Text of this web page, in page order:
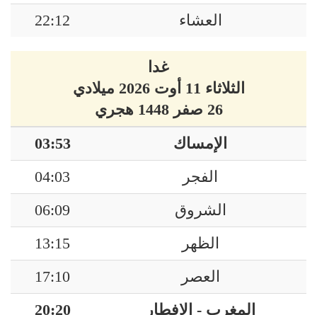
العشاء
22:12
غدا
الثلاثاء 11 أوت 2026 ميلادي
26 صفر 1448 هجري
الإمساك
03:53
الفجر
04:03
الشروق
06:09
الظهر
13:15
العصر
17:10
المغرب - الإفطار
20:20